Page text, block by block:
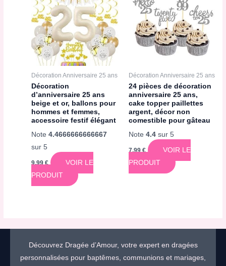
Décoration Anniversaire 25 ans
Décoration
d’anniversaire 25 ans
beige et or, ballons pour
hommes et femmes,
accessoire festif élégant
Note4.4666666666667
sur 5
9,99€
VOIR LE
PRODUIT
Décoration Anniversaire 25 ans
24 pièces de décoration
anniversaire 25 ans,
cake topper paillettes
argent, décor non
comestible pour gâteau
Note 4.4sur 5
7,99€
VOIR LE
PRODUIT
Découvrez Dragée d’Amour, votre expert en dragées
personnalisées pour baptêmes, communions et mariages,